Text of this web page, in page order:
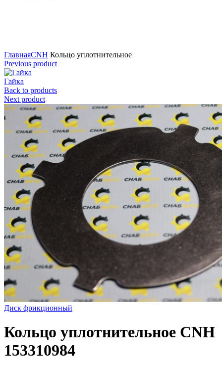
ГлавнаяCNH Кольцо уплотнительное
Previous product
Гайка
Back to products
Next product
Диск фрикционный
Кольцо уплотнительное CNH
153310984